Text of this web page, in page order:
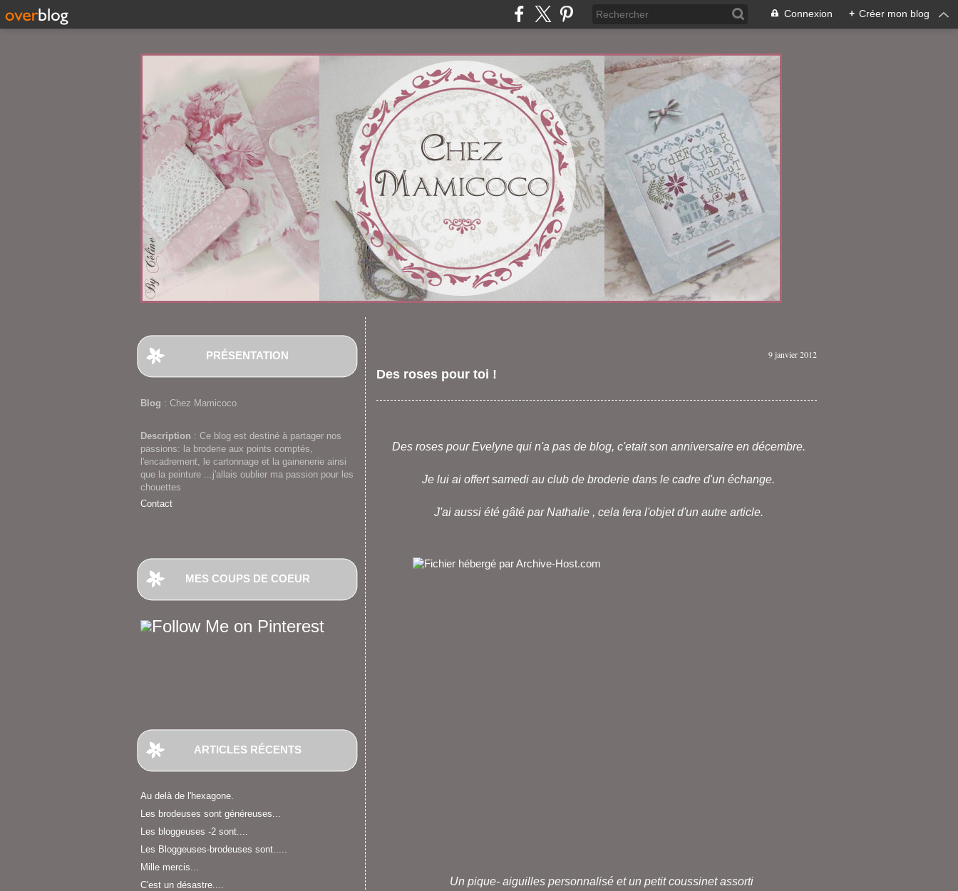
Connexion + Créer mon blog
PRÉSENTATION
Blog : Chez Mamicoco
Description : Ce blog est destiné à partager nos
passions: la broderie aux points comptés,
l'encadrement, le cartonnage et la gainenerie ainsi
que la peinture ...j'allais oublier ma passion pour les
chouettes
Contact
MES COUPS DE COEUR
ARTICLES RÉCENTS
Au delà de l'hexagone.
Les brodeuses sont généreuses...
Les bloggeuses -2 sont....
Les Bloggeuses-brodeuses sont.....
Mille mercis...
C'est un désastre....
9 janvier 2012
Des roses pour toi !
Des roses pour Evelyne qui n'a pas de blog, c'etait son anniversaire en décembre.
Je lui ai offert samedi au club de broderie dans le cadre d'un échange.
J'ai aussi été gâté par Nathalie , cela fera l'objet d'un autre article.
Un pique- aiguilles personnalisé et un petit coussinet assorti